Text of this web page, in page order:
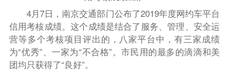
4月7日，南京交通部门公布了2019年度网约车平台
信用考核成绩。这个成绩是结合了服务、管理、安全运
营等多个考核项目评出的，八家平台中，有三家成绩
为“优秀”、一家为“不合格”。市民用的最多的滴滴和美
团均只获得了“良好”。